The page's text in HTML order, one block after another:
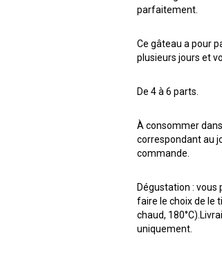
parfaitement.
Ce gâteau a pour
plusieurs jours et
De 4 à 6 parts.
À consommer
correspondant au
commande.
Dégustation :
faire le choix de le
chaud,
uniquement.